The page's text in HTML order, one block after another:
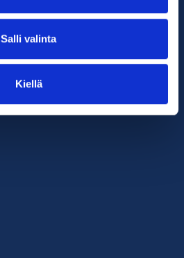
Salli valinta
Kiellä